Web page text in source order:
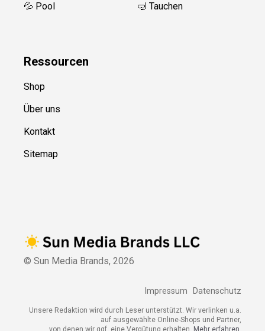
💦 Pool
🤿 Tauchen
Ressourcen
Shop
Über uns
Kontakt
Sitemap
© Sun Media Brands, 2026
Impressum Datenschutz
Unsere Redaktion wird durch Leser unterstützt. Wir verlinken u.a.
auf ausgewählte Online-Shops und Partner,
von denen wir ggf. eine Vergütung erhalten. Mehr erfahren.